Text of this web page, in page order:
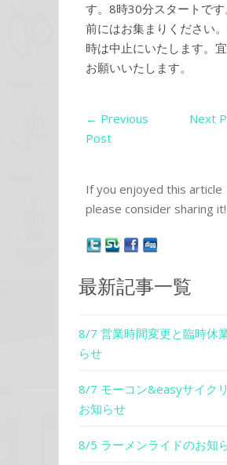
す。8時30分スタートで
前にはお集まりください
時は中止にいたします。宜
お願いいたします。
← Previous
Post
Next
If you enjoyed this article
please consider sharing it!
最新記事一覧
8/7 営業時間変更と臨時休
らせ
8/7 モーコン&easyサイク
お知らせ
8/5 ラーメンライドのお知